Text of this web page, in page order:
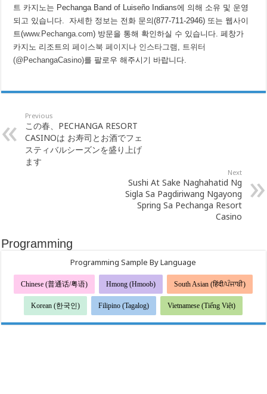
트 카지노는 Pechanga Band of Luiseño Indians에 의해 소유 및 운영
되고 있습니다. 자세한 정보는 전화 문의(877-711-2946) 또는 웹사이
트(www.Pechanga.com) 방문을 통해 확인하실 수 있습니다. 페창가
카지노 리조트의페이스북 페이지 나 인스타그램 , 트위터
(@PechangaCasino)를 팔로우 해주시기 바랍니다.
Previous
この春、PECHANGA RESORT
CASINOは お寿司とお酒でフェ
スティバルシーズンを盛り上げ
ます
Next
Sushi At Sake Naghahatid Ng
Sigla Sa Pagdiriwang Ngayong
Spring Sa Pechanga Resort
Casino
Programming
Programming Sample By Language
Chinese (普通话/粤语) Hmong (Hmoob) South Asian (हिंदी/ਪੰਜਾਬੀ)
Korean (한국인) Filipino (Tagalog) Vietnamese (Tiếng Việt)